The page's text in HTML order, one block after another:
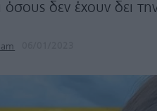
δεν έχουν δει